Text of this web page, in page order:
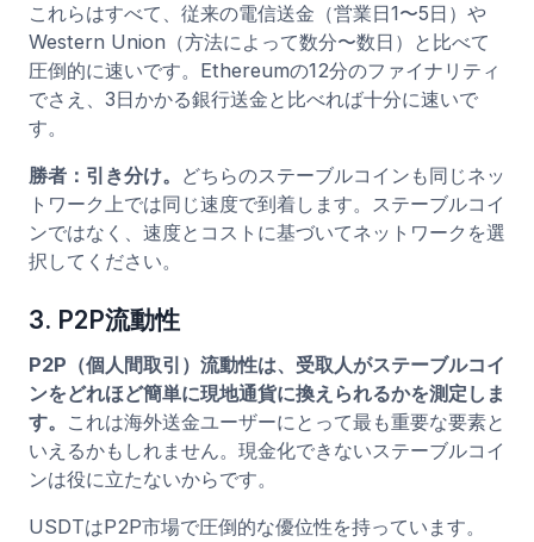
これらはすべて、従来の電信送金（営業日1〜5日）や
Western Union（方法によって数分〜数日）と比べて
圧倒的に速いです。Ethereumの12分のファイナリティ
でさえ、3日かかる銀行送金と比べれば十分に速いで
す。
勝者：引き分け。 どちらのステーブルコインも同じネッ
トワーク上では同じ速度で到着します。ステーブルコイ
ンではなく、速度とコストに基づいてネットワークを選
択してください。
3. P2P流動性
P2P（個人間取引）流動性は、受取人がステーブルコイ
ンをどれほど簡単に現地通貨に換えられるかを測定しま
す。 これは海外送金ユーザーにとって最も重要な要素と
いえるかもしれません。現金化できないステーブルコイ
ンは役に立たないからです。
USDTはP2P市場で圧倒的な優位性を持っています。